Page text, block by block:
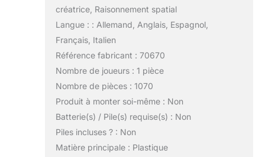
créatrice, Raisonnement spatial
Langue : : Allemand, Anglais, Espagnol,
Français, Italien
Référence fabricant : 70670
Nombre de joueurs : 1 pièce
Nombre de pièces : 1070
Produit à monter soi-même : Non
Batterie(s) / Pile(s) requise(s) : Non
Piles incluses ? : Non
Matière principale : Plastique